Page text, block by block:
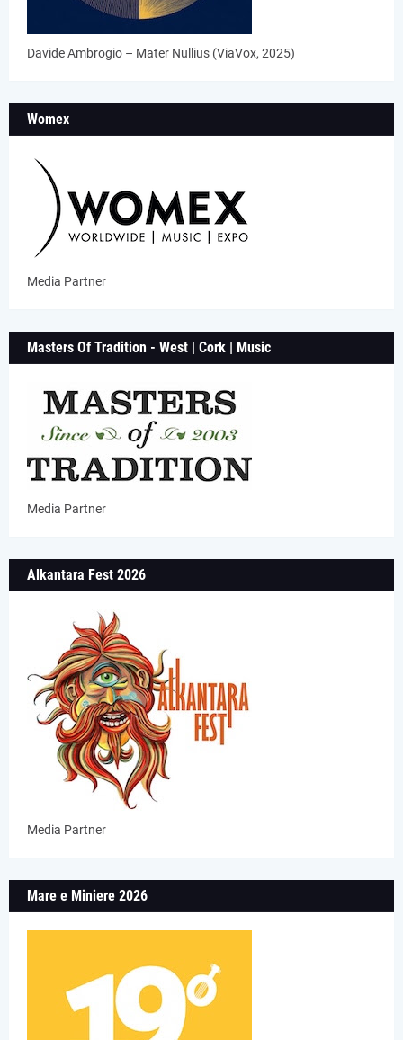
Davide Ambrogio – Mater Nullius (ViaVox, 2025)
Womex
Media Partner
Masters Of Tradition - West | Cork | Music
Media Partner
Alkantara Fest 2026
Media Partner
Mare e Miniere 2026